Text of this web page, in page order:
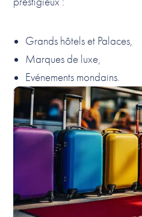
Grands hôtels et Palaces,
Marques de luxe,
Evénements mondains.